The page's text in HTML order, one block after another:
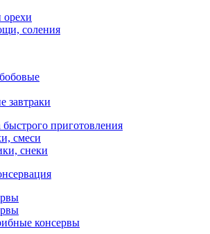
соления
завтраки
приготовления
смеси
снеки
консервы